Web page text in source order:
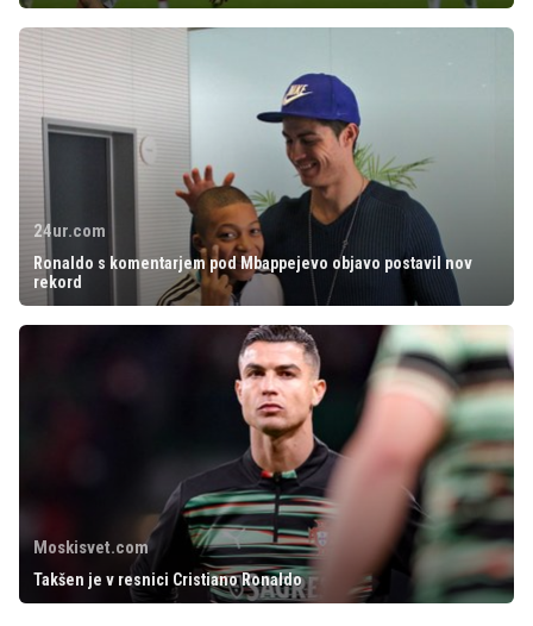
24ur.com
Ronaldo s komentarjem pod Mbappejevo objavo postavil nov
rekord
Moskisvet.com
Takšen je v resnici Cristiano Ronaldo